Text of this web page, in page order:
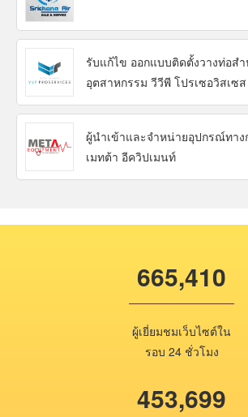
รับแก้ไข ออกแบบติดตั้งวางท่อส
อุตสาหกรรม วีวีพี โปรเซอวิสเซส
ผู้นำเข้าและจำหน่ายอุปกรณ์ทาง
เมทต้า อีควิปเมนท์
665,410
ผู้เยี่ยมชมเว็บไซต์ใน
รอบ 24 ชั่วโมง
453,699